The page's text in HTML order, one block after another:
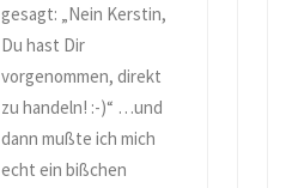
gesagt: „Nein Kerstin,
Du hast Dir
vorgenommen, direkt
zu handeln! :-)“ …und
dann mußte ich mich
echt ein bißchen